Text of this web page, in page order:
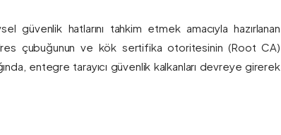
güvenlik hatlarını tahkim etmek amacıyla hazırlanan
çubuğunun ve kök sertifika otoritesinin (Root CA)
entegre tarayıcı güvenlik kalkanları devreye girerek